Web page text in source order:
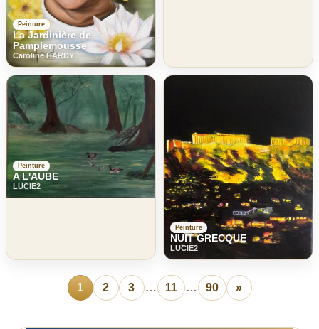
Peinture
La Jardinière de
Pamplemousse
Caroline HARDY
Peinture
A L'AUBE
LUCIE2
Peinture
NUIT GRECQUE
LUCIE2
1 2 3 … 11 … 90 »